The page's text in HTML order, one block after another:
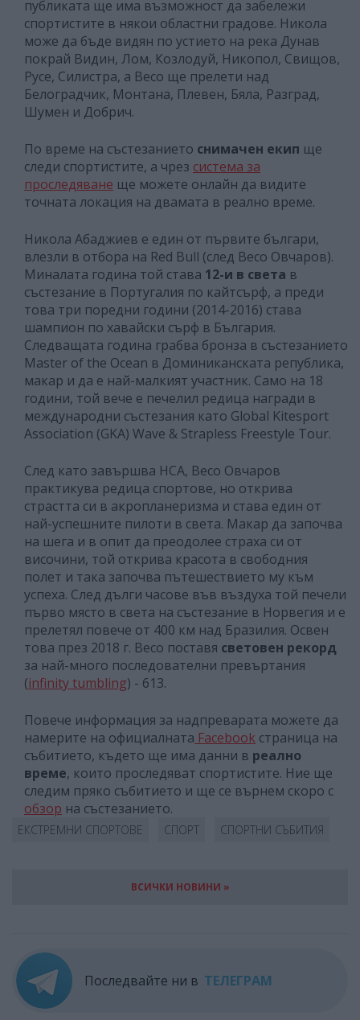
публиката ще има възможност да забележи
спортистите в някои областни градове. Никола
може да бъде видян по устието на река Дунав
покрай Видин, Лом, Козлодуй, Никопол, Свищов,
Русе, Силистра, а Весо ще прелети над
Белоградчик, Монтана, Плевен, Бяла, Разград,
Шумен и Добрич.
По време на състезанието снимачен екип ще
следи спортистите, а чрез система за
проследяване ще можете онлайн да видите
точната локация на двамата в реално време.
Никола Абаджиев е един от първите българи,
влезли в отбора на Red Bull (след Весо Овчаров).
Миналата година той става 12-и в света в
състезание в Португалия по кайтсърф, а преди
това три поредни години (2014-2016) става
шампион по хавайски сърф в България.
Следващата година грабва бронза в състезанието
Master of the Ocean в Доминиканската република,
макар и да е най-малкият участник. Само на 18
години, той вече е печелил редица награди в
международни състезания като Global Kitesport
Association (GKA) Wave & Strapless Freestyle Tour.
След като завършва НСА, Весо Овчаров
практикува редица спортове, но открива
страстта си в акропланеризма и става един от
най-успешните пилоти в света. Макар да започва
на шега и в опит да преодолее страха си от
височини, той открива красота в свободния
полет и така започва пътешествието му към
успеха. След дълги часове във въздуха той печели
първо място в света на състезание в Норвегия и е
прелетял повече от 400 км над Бразилия. Освен
това през 2018 г. Весо поставя световен рекорд
за най-много последователни превъртания
(infinity tumbling) - 613.
Повече информация за надпреварата можете да
намерите на официалната Facebook страница на
събитието, където ще има данни в реално
време, които проследяват спортистите. Ние ще
следим пряко събитието и ще се върнем скоро с
обзор на състезанието.
ЕКСТРЕМНИ СПОРТОВЕ СПОРТ СПОРТНИ СЪБИТИЯ
ВСИЧКИ НОВИНИ »
Последвайте ни в ТЕЛЕГРАМ